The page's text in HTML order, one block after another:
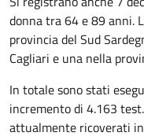
donna tra 64 e 89 anni.
provincia del Sud
Cagliari e una nella
In totale sono stati
incremento di 4.163
attualmente ricoverati